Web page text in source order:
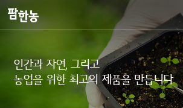
인간과 자연, 그리고
농업을 위한 최고의 제품을 만듭니다